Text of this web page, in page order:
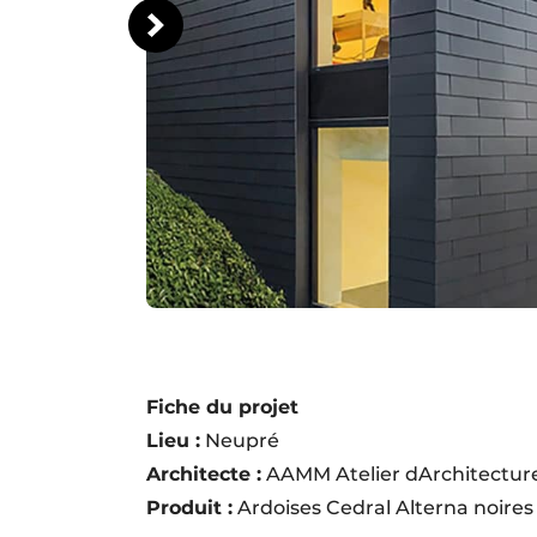
Fiche du projet
Lieu : Neupré
Architecte : AAMM Atelier
Produit : Ardoises Cedral Alterna noires